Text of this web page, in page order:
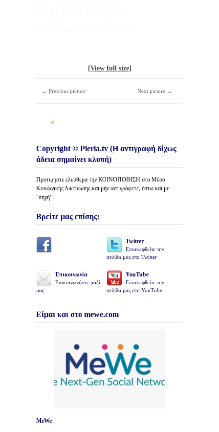
[View full size]
← Previous picture Next picture →
Copyright © Pieria.tv (Η αντιγραφή δίχως
άδεια σημαίνει κλοπή)
Προτιμήστε ελεύθερα την ΚΟΙΝΟΠΟΙΗΣΗ στα Μέσα
Κοινωνικής Δικτύωσης και μήν αντιγράφετε, έστω και με
“πηγή”.
Βρείτε μας επίσης:
Twitter
Επισκεφθείτε την
σελίδα μας στο Twitter
Επικοινωνία
Επικοινωνήστε μαζί
μας
YouTube
Επισκεφθείτε την
σελίδα μας στο YouTube
Είμαι και στο mewe.com
MeWe